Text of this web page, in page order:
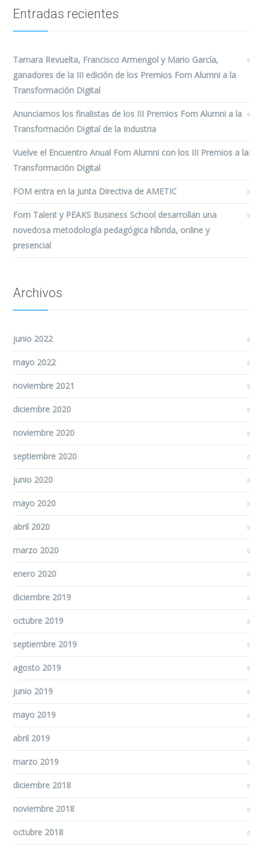
Entradas recientes
Tamara Revuelta, Francisco Armengol y Mario García,
ganadores de la III edición de los Premios Fom Alumni a la
Transformación Digital
Anunciamos los finalistas de los III Premios Fom Alumni a la
Transformación Digital de la Industria
Vuelve el Encuentro Anual Fom Alumni con los III Premios a la
Transformación Digital
FOM entra en la Junta Directiva de AMETIC
Fom Talent y PEAKS Business School desarrollan una
novedosa metodología pedagógica híbrida, online y
presencial
Archivos
junio 2022
mayo 2022
noviembre 2021
diciembre 2020
noviembre 2020
septiembre 2020
junio 2020
mayo 2020
abril 2020
marzo 2020
enero 2020
diciembre 2019
octubre 2019
septiembre 2019
agosto 2019
junio 2019
mayo 2019
abril 2019
marzo 2019
diciembre 2018
noviembre 2018
octubre 2018